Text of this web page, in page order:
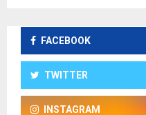
FACEBOOK
TWITTER
INSTAGRAM